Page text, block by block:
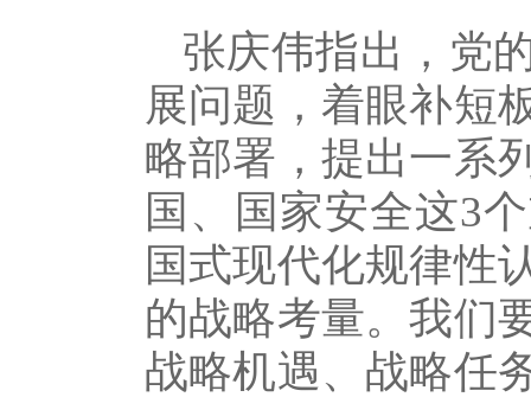
张庆伟指出，党
展问题，着眼补短
略部署，提出一系
国、国家安全这3
国式现代化规律性
的战略考量。我们
战略机遇、战略任